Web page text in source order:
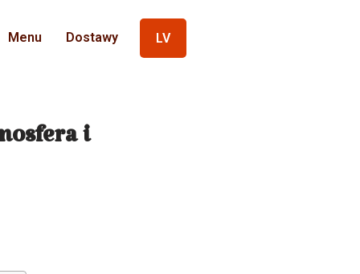
Menu Dostawy LV
i